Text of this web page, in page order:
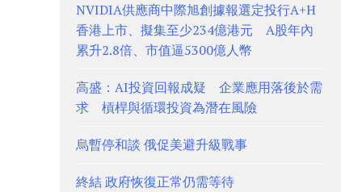
NVIDIA供應商中際旭創據報選定投行A+H
香港上市、擬集至少234億港元 A股年內
累升2.8倍、市值逼5300億人幣
高盛：AI投資回報成疑 企業應用落後於需
求 槓桿與循環投資為潛在風險
烏暫停和談 俄促美避升級戰事
終結 政府恢復正常仍需等待